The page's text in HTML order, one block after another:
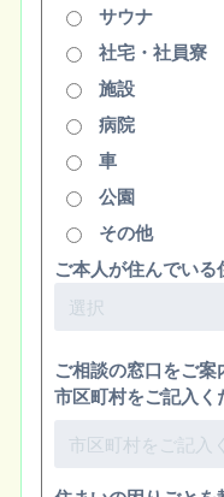
サウナ
社宅・社員寮
施設
病院
車
公園
その他
ご本人が住んでいる
ご相談の窓口をご案
市区町村をご記入く